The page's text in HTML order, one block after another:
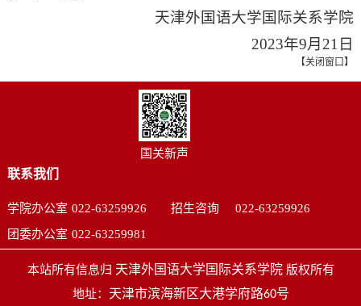
天津外国语大学国际关系学院
2023年9月21日
【关闭窗口】
国关新声
联系我们
学院办公室 022-63259926 招生咨询
022-63259926
团委办公室 022-63259981
本站所有信息归 天津外国语大学国际关系学院版权所有
地址： 天津市滨海新区大港学府路60号